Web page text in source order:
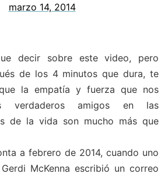
marzo 14, 2014
decir sobre este video, pero
de los 4 minutos que dura, te
la empatía y fuerza que nos
verdaderos amigos en las
de la vida son mucho más que
a febrero de 2014, cuando uno
McKenna escribió un correo